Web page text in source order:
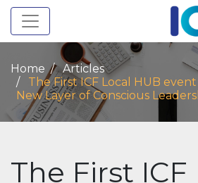
Toggle navigation
Home
Articles
The First ICF Local HUB
New Layer of Conscious
The First ICF